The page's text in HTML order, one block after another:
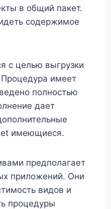
в общий пакет.
содержимое
с целью выгрузки
имеет
полностью
дает
имеющиеся.
предполагает
приложений. Они
видов и
процедуры